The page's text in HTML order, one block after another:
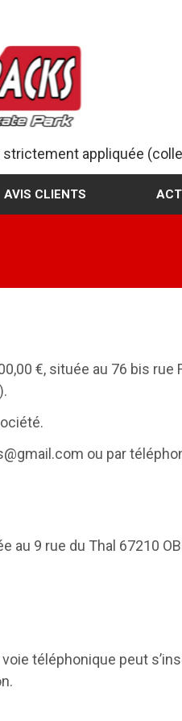
appliquée
AVIS CLIENTS
€, située au 76 bis rue
ou par
au 9 rue du Thal 67210
téléphonique peut